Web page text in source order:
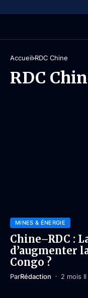
Accueil RDC Chine
RDC
MINES & ÉNERGIE
Chine–RDC :
d’augmenter
Congo ?
ParRédaction 2 mois Il